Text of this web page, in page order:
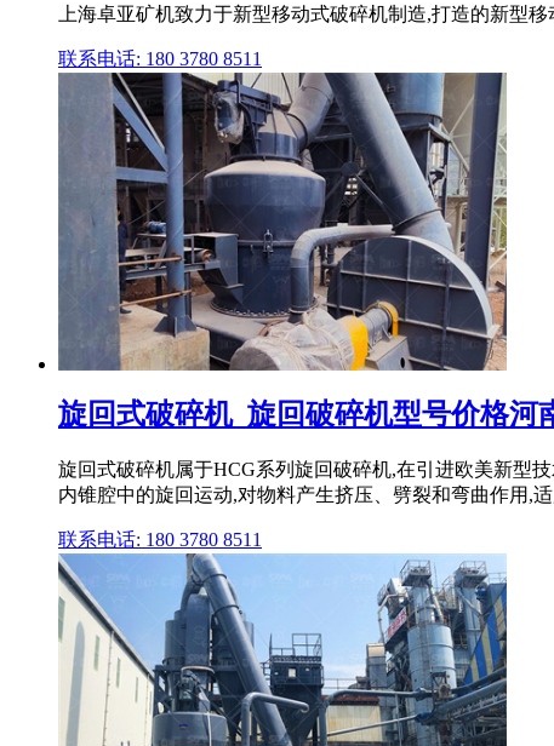
上海卓亚矿机致力于新型移动式破碎机制造,打造的新型
联系电话: 180 3780 8511
旋回式破碎机_旋回破碎机型号价格河
旋回式破碎机属于HCG系列旋回破碎机,在引进欧美新型
内锥腔中的旋回运动,对物料产生挤压、劈裂和弯曲作用,
联系电话: 180 3780 8511